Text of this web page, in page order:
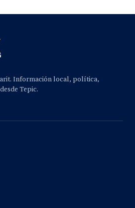
Información local, política,
Tepic.